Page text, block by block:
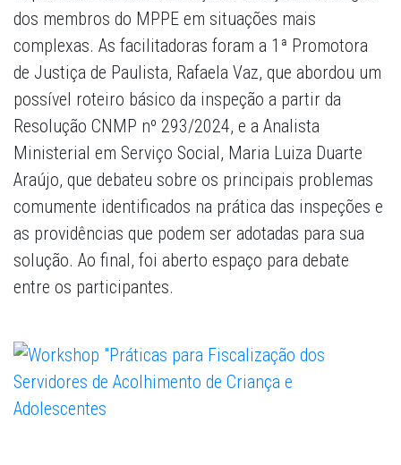
dos membros do MPPE em situações mais
complexas. As facilitadoras foram a 1ª Promotora
de Justiça de Paulista, Rafaela Vaz, que abordou um
possível roteiro básico da inspeção a partir da
Resolução CNMP nº 293/2024, e a Analista
Ministerial em Serviço Social, Maria Luiza Duarte
Araújo, que debateu sobre os principais problemas
comumente identificados na prática das inspeções e
as providências que podem ser adotadas para sua
solução. Ao final, foi aberto espaço para debate
entre os participantes.